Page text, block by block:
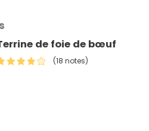
de foie de bœuf
(18 notes)